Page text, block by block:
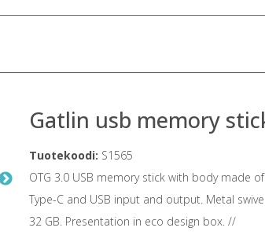
Gatlin usb memory
Tuotekoodi: S1565
OTG 3.0 USB memory stick with body made
Type-C and USB input and output. Metal
32 GB. Presentation in eco design box. //